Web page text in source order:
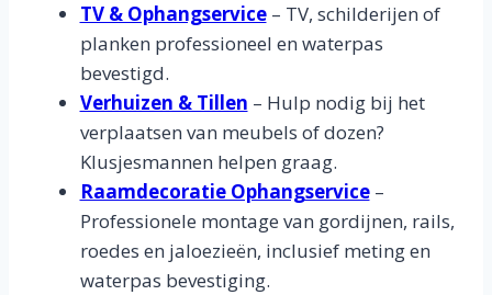
TV & Ophangservice– TV, schilderijen of
planken professioneel en waterpas
bevestigd.
Verhuizen & Tillen – Hulp nodig bij het
verplaatsen van meubels of dozen?
Klusjesmannen helpen graag.
Raamdecoratie Ophangservice –
Professionele montage van gordijnen, rails,
roedes en jaloezieën, inclusief meting en
waterpas bevestiging.